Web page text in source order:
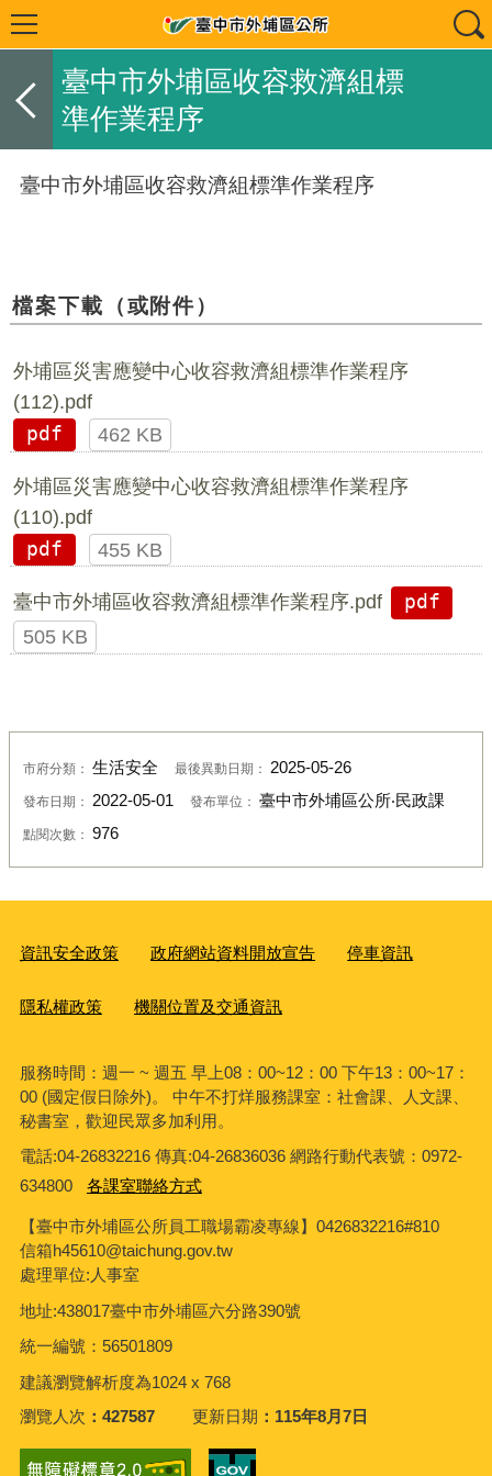
臺中市外埔區收容救濟組標
準作業程序
臺中市外埔區收容救濟組標準作業程序
檔案下載（或附件）
外埔區災害應變中心收容救濟組標準作業程序
(112).pdf
pdf
462 KB
外埔區災害應變中心收容救濟組標準作業程序
(110).pdf
pdf
455 KB
臺中市外埔區收容救濟組標準作業程序.pdf
pdf
505 KB
市府分類： 生活安全 最後異動日期： 2025-05-26
發布日期： 2022-05-01 發布單位： 臺中市外埔區公所‧民政課
點閱次數： 976
資訊安全政策 政府網站資料開放宣告 停車資訊
隱私權政策 機關位置及交通資訊
服務時間：週一 ~ 週五 早上08：00~12：00 下午13：00~17：
00 (國定假日除外)。 中午不打烊服務課室：社會課、人文課、
秘書室，歡迎民眾多加利用。
電話:04-26832216 傳真:04-26836036 網路行動代表號：0972-
634800
各課室聯絡方式
【臺中市外埔區公所員工職場霸凌專線】0426832216#810
信箱h45610@taichung.gov.tw
處理單位:人事室
地址:438017臺中市外埔區六分路390號
統一編號：56501809
建議瀏覽解析度為1024 x 768
瀏覽人次
427587 更新日期 115年8月7日